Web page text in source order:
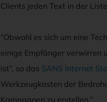
Clients jeden Text in der
“Obwohl es sich um eine
einige Empfänger verwirren
ist”, so das SANS Internet
Werkzeugkasten der
Kampagnen zu erstellen.”